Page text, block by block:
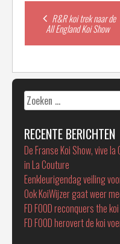
Post
navigation
R&R koi trek naar de
All England Koi Show
Zoeken
naar:
RECENTE BERICHTEN
De Franse Koi Show, vive
in La Couture
Eenkleurigendag veiling
Ook KoiWijzer gaat weer
FD FOOD reconquers the
FD FOOD herovert de koi